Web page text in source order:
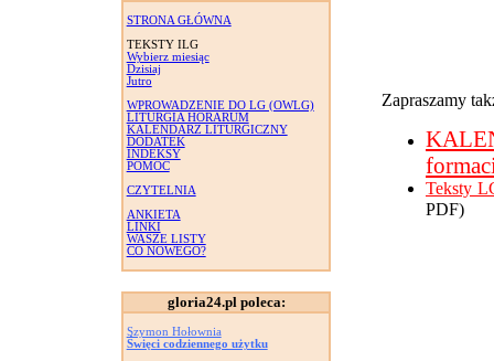
STRONA GŁÓWNA
TEKSTY ILG
Wybierz miesiąc
Dzisiaj
Jutro
WPROWADZENIE DO LG (OWLG)
LITURGIA HORARUM
KALENDARZ LITURGICZNY
DODATEK
INDEKSY
POMOC
CZYTELNIA
ANKIETA
LINKI
WASZE LISTY
CO NOWEGO?
gloria24.pl poleca:
Szymon Hołownia
Święci codziennego użytku
Zapraszamy
Teksty
PDF)